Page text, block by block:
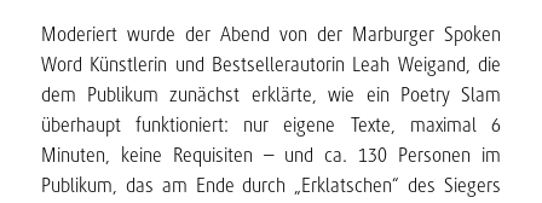
Moderiert wurde der Abend von der Marburger Spoken
Word Künstlerin und Bestsellerautorin Leah Weigand, die
dem Publikum zunächst erklärte, wie ein Poetry Slam
überhaupt funktioniert: nur eigene Texte, maximal 6
Minuten, keine Requisiten – und ca. 130 Personen im
Publikum, das am Ende durch „Erklatschen“ des Siegers